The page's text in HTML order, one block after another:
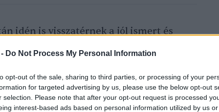
Do Not Process My Personal Information
opt-out of the sale, sharing to third parties, or processing of your
for targeted advertising by us, please use the below opt-out
selection. Please note that after your opt-out request is processed
interest-based ads based on personal information utilized by us
idén is visszatérnek a jól ismert és
és a Máriapócsi. Ezek a különleges,
nemcsak a kertet, hanem a konyhát is új
Fajtajegyzékbe
tájfajta paradicsomnak köszönhetően
gazdag, ízletes paradicsomlevet